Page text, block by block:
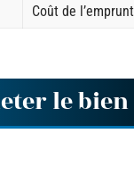
Coût de
le